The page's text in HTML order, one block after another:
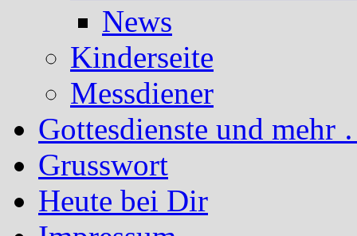
News
Kinderseite
Messdiener
Gottesdienste und mehr
Grusswort
Heute bei Dir